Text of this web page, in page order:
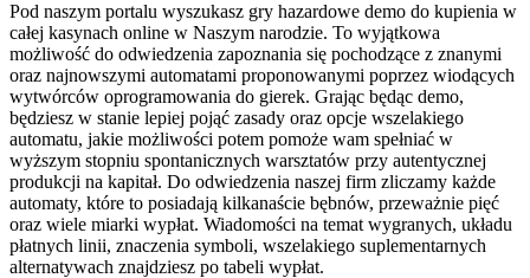
Pod naszym portalu wyszukasz gry hazardowe demo do kupienia w
całej kasynach online w Naszym narodzie. To wyjątkowa
możliwość do odwiedzenia zapoznania się pochodzące z znanymi
oraz najnowszymi automatami proponowanymi poprzez wiodących
wytwórców oprogramowania do gierek. Grając będąc demo,
będziesz w stanie lepiej pojąć zasady oraz opcje wszelakiego
automatu, jakie możliwości potem pomoże wam spełniać w
wyższym stopniu spontanicznych warsztatów przy autentycznej
produkcji na kapitał. Do odwiedzenia naszej firm zliczamy każde
automaty, które to posiadają kilkanaście bębnów, przeważnie pięć
oraz wiele miarki wypłat. Wiadomości na temat wygranych, układu
płatnych linii, znaczenia symboli, wszelakiego suplementarnych
alternatywach znajdziesz po tabeli wypłat.